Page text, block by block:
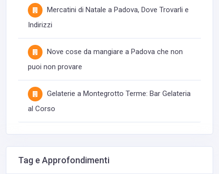
Mercatini di Natale a Padova, Dove Trovarli e
Indirizzi
Nove cose da mangiare a Padova che non
puoi non provare
Gelaterie a Montegrotto Terme: Bar Gelateria
al Corso
Tag e Approfondimenti